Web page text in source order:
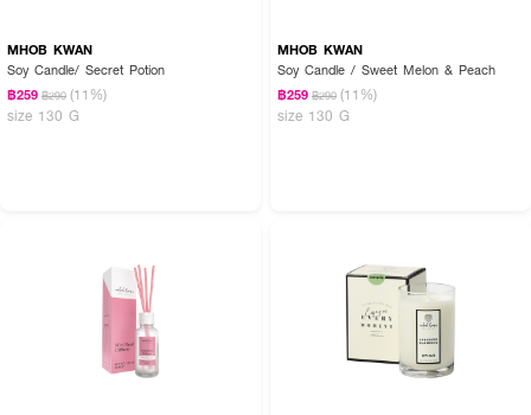
MHOB KWAN
Soy Candle/ Secret Potion
฿259 ฿290 (11%)
size 130 G
MHOB KWAN
Soy Candle / Sweet Melon & Peach
฿259 ฿290 (11%)
size 130 G